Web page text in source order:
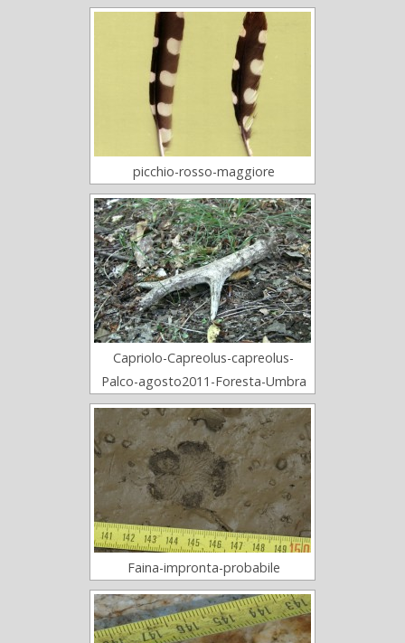
picchio-rosso-maggiore
Capriolo-Capreolus-capreolus-
Palco-agosto2011-Foresta-Umbra
Faina-impronta-probabile